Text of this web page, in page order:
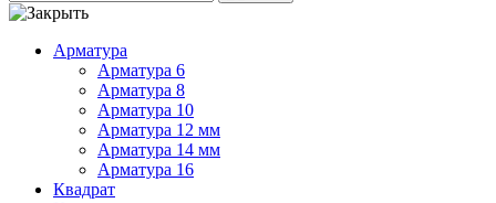
Арматура
Арматура 6
Арматура 8
Арматура 10
Арматура 12 мм
Арматура 14 мм
Арматура 16
Квадрат